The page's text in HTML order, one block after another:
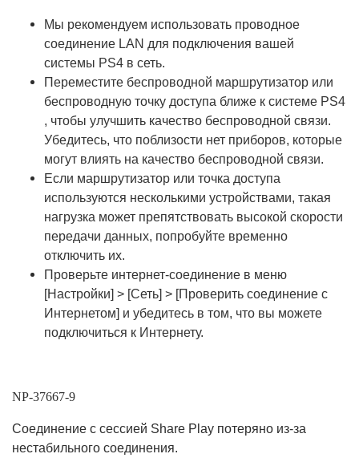
Мы рекомендуем использовать проводное
соединение LAN для подключения вашей
системы PS4 в сеть.
Переместите беспроводной маршрутизатор или
беспроводную точку доступа ближе к системе PS4
, чтобы улучшить качество беспроводной связи.
Убедитесь, что поблизости нет приборов, которые
могут влиять на качество беспроводной связи.
Если маршрутизатор или точка доступа
используются несколькими устройствами, такая
нагрузка может препятствовать высокой скорости
передачи данных, попробуйте временно
отключить их.
Проверьте интернет-соединение в меню
[Настройки] > [Сеть] > [Проверить соединение с
Интернетом] и убедитесь в том, что вы можете
подключиться к Интернету.
NP-37667-9
Соединение с сессией Share Play потеряно из-за
нестабильного соединения.